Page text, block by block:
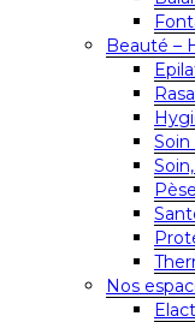
Beauté –
Nos